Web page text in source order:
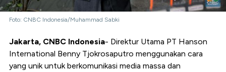
Foto: CNBC Indonesia/Muhammad Sabki
Jakarta, CNBC Indonesia- Direktur Utama PT Hanson
International Benny Tjokrosaputro menggunakan cara
yang unik untuk berkomunikasi media massa dan